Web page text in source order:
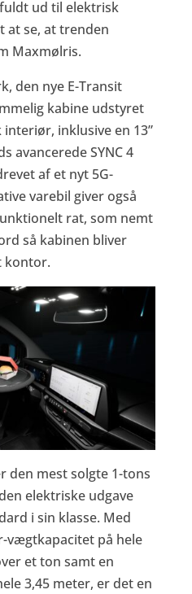
ud til elektrisk
at se, at trenden
Maxmølris.
den nye E-Transit
kabine udstyret
inklusive en 13”
avancerede SYNC 4
af et nyt 5G-
varebil giver også
rat, som nemt
så kabinen bliver
kontor.
den mest solgte 1-tons
elektriske udgave
i sin klasse. Med
vægtkapacitet på hele
et ton samt en
3,45 meter, er det en